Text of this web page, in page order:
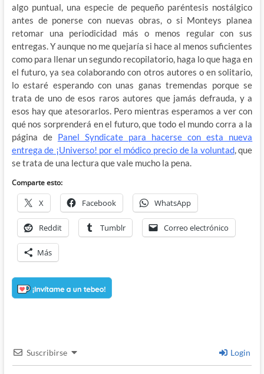
algo puntual, una especie de pequeño paréntesis nostálgico
antes de ponerse con nuevas obras, o si Monteys planea
retomar una periodicidad más o menos regular con sus
entregas. Y aunque no me quejaría si hace al menos suficientes
como para llenar un segundo recopilatorio, haga lo que haga en
el futuro, ya sea colaborando con otros autores o en solitario,
lo estaré esperando con unas ganas tremendas porque se
trata de uno de esos raros autores que jamás defrauda, y a
esos hay que atesorarlos. Pero mientras esperamos a ver con
qué nos sorprenderá en el futuro, que todo el mundo corra a la
página de Panel Syndicate para hacerse con esta nueva
entrega de ¡Universo! por el módico precio de la voluntad, que
se trata de una lectura que vale mucho la pena.
Comparte esto:
X Facebook WhatsApp
Reddit Tumblr Correo electrónico
Más
Suscribirse Login